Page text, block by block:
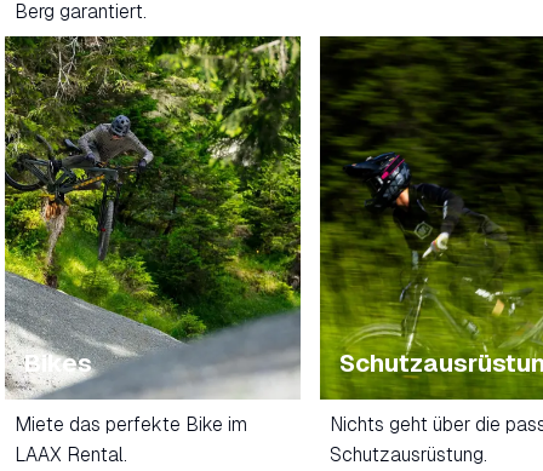
Berg garantiert.
Bikes
Miete das perfekte Bike im
LAAX Rental.
Nichts geht über die
Schutzausrüstung.